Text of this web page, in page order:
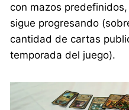
con mazos
sigue progresando
cantidad de cartas
temporada del juego).